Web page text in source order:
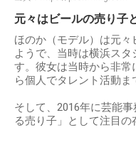
元々はビールの売り子
ほのか（モデル）は元
ようで、当時は横浜ス
す。彼女は当時から非
ら個人でタレント活動ま
そして、2016年に芸能
る売り子」として注目の